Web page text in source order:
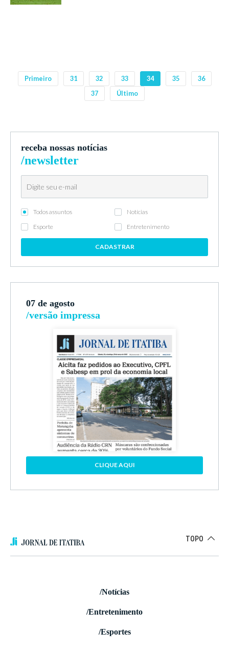
Primeiro 31 32 33 34 35
36
37
Último
receba nossas notícias
/newsletter
Todos assuntos
Notícias
Esporte
Entretenimento
CADASTRAR
07 de agosto
/versão impressa
CLIQUE AQUI
TOPO
/Notícias
/Entretenimento
/Esportes